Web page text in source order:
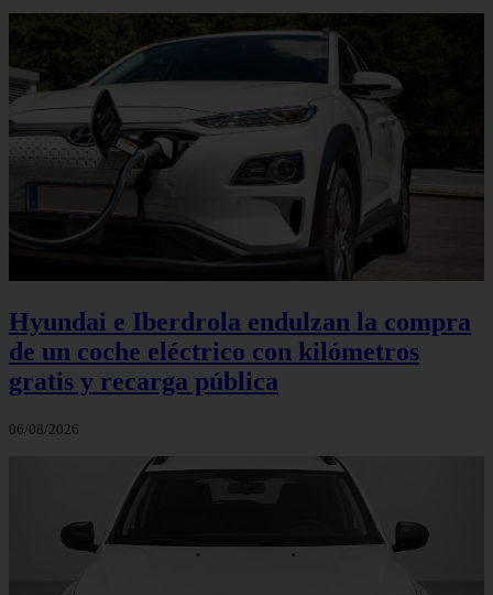
Hyundai e Iberdrola endulzan la compra
de un coche eléctrico con kilómetros
gratis y recarga pública
06/08/2026